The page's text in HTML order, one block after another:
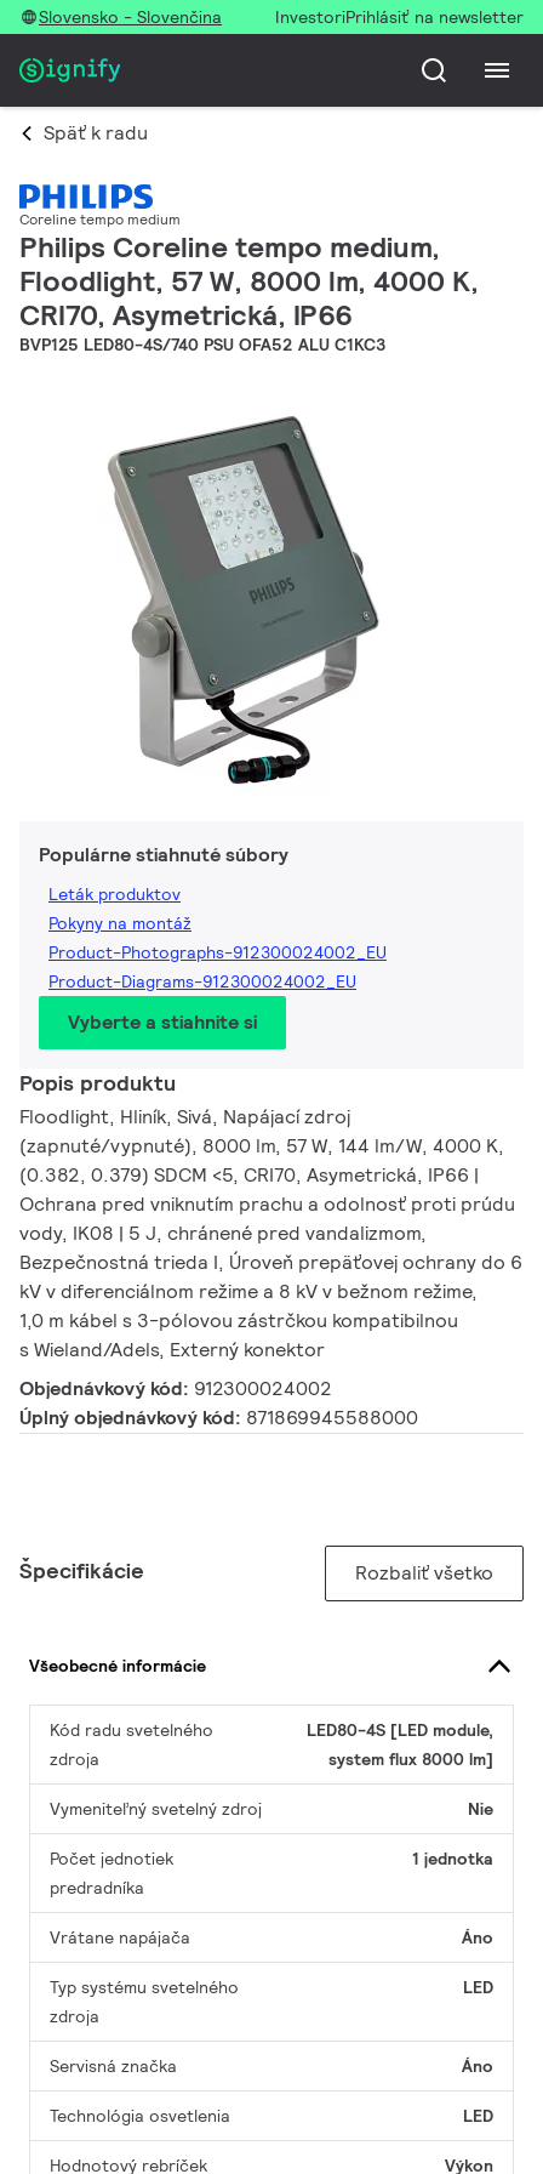
Slovensko - Slovenčina InvestoriPrihlásiť na newsletter
Späť k radu
Coreline tempo medium
Philips Coreline tempo medium,
Floodlight, 57 W, 8000 lm, 4000 K,
CRI70, Asymetrická, IP66
BVP125 LED80-4S/740 PSU OFA52 ALU C1KC3
Populárne stiahnuté súbory
Leták produktov
Pokyny na montáž
Product-Photographs-912300024002_EU
Product-Diagrams-912300024002_EU
Vyberte a stiahnite si
Popis produktu
Floodlight, Hliník, Sivá, Napájací zdroj
(zapnuté/vypnuté), 8000 lm, 57 W, 144 lm/W, 4000 K,
(0.382, 0.379) SDCM <5, CRI70, Asymetrická, IP66 |
Ochrana pred vniknutím prachu a odolnosť proti prúdu
vody, IK08 | 5 J, chránené pred vandalizmom,
Bezpečnostná trieda I, Úroveň prepäťovej ochrany do 6
kV v diferenciálnom režime a 8 kV v bežnom režime,
1,0 m kábel s 3-pólovou zástrčkou kompatibilnou
s Wieland/Adels, Externý konektor
Objednávkový kód: 912300024002
Úplný objednávkový kód: 871869945588000
Špecifikácie Rozbaliť všetko
Všeobecné informácie
Kód radu svetelného
zdroja
LED80-4S [LED module,
system flux 8000 lm]
Vymeniteľný svetelný zdroj Nie
Počet jednotiek
predradníka
1 jednotka
Vrátane napájača Áno
Typ systému svetelného
zdroja
LED
Servisná značka Áno
Technológia osvetlenia LED
Hodnotový rebríček Výkon